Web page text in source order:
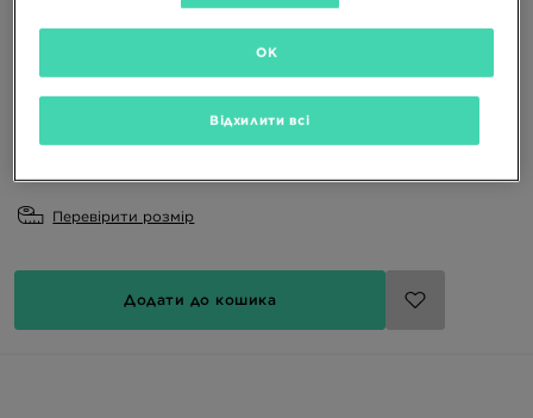
EU US
20 21 22 23 24
Перевірити розмір
Додати до кошика
Відхилити всі
OK